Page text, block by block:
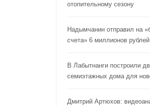
отопительному сезону
Надымчанин отправил на
счета» 6 миллионов рублей
В Лабытнанги построили
семиэтажных дома для
Дмитрий Артюхов: